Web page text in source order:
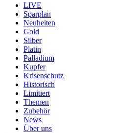
LIVE
Sparplan
Neuheiten
Gold
Silber
Platin
Palladium
Kupfer
Krisenschutz
Historisch
Limitiert
Themen
Zubehör
News
Über uns